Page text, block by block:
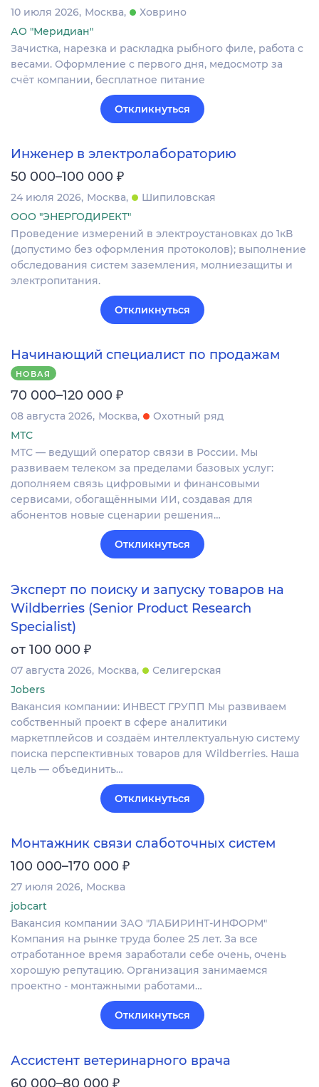
10 июля 2026 Москва
Ховрино
АО "Меридиан"
Зачистка, нарезка и раскладка рыбного филе, работа с
весами. Оформление c первого дня, медосмотр за
счёт компании, бесплатное питание
Откликнуться
Инженер в электролабораторию
50 000–100 000 ₽
24 июля 2026 Москва
Шипиловская
ООО "ЭНЕРГОДИРЕКТ"
Проведение измерений в электроустановках до 1кВ
(допустимо без оформления протоколов); выполнение
обследования систем заземления, молниезащиты и
электропитания.
Откликнуться
Начинающий специалист по продажам
НОВАЯ
70 000–120 000 ₽
08 августа 2026 Москва
Охотный ряд
МТС
МТС — ведущий оператор связи в России. Мы
развиваем телеком за пределами базовых услуг:
дополняем связь цифровыми и финансовыми
сервисами, обогащёнными ИИ, создавая для
абонентов новые сценарии решения…
Откликнуться
Эксперт по поиску и запуску товаров на
Wildberries (Senior Product Research
Specialist)
от 100 000 ₽
07 августа 2026 Москва
Селигерская
Jobers
Вакансия компании: ИНВЕСТ ГРУПП Мы развиваем
собственный проект в сфере аналитики
маркетплейсов и создаём интеллектуальную систему
поиска перспективных товаров для Wildberries. Наша
цель — объединить…
Откликнуться
Монтажник связи слаботочных систем
100 000–170 000 ₽
27 июля 2026 Москва
jobcart
Вакансия компании ЗАО "ЛАБИРИНТ-ИНФОРМ"
Компания на рынке труда более 25 лет. За все
отработанное время заработали себе очень, очень
хорошую репутацию. Организация занимаемся
проектно - монтажными работами…
Откликнуться
Ассистент ветеринарного врача
60 000–80 000 ₽